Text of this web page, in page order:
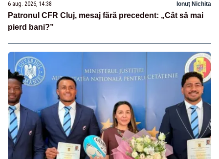
6 aug. 2026, 14:38 Ionuț Nichita
Patronul CFR Cluj, mesaj fără precedent: „Cât să mai
pierd bani?”